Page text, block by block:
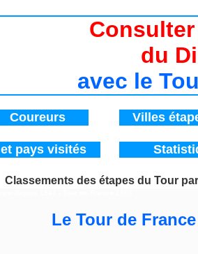
du
avec le
Coureurs Villes
et pays visités
Classements des étapes du Tour
Le Tour de France